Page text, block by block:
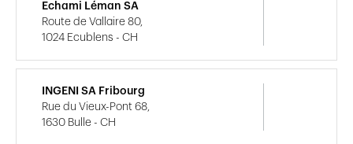
Echami Léman SA
Route de Vallaire 80,
1024 Ecublens - CH
INGENI SA Fribourg
Rue du Vieux-Pont 68,
1630 Bulle - CH